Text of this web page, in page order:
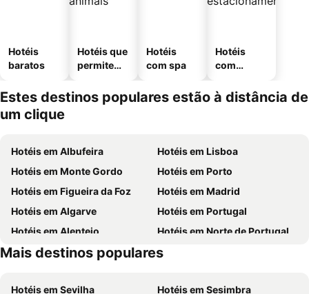
Hotéis
baratos
Hotéis que
permitem
Hotéis
com spa
Hotéis
com
mento
Estes destinos populares estão à distância de
um clique
Hotéis em Albufeira
Hotéis em Lisboa
Hotéis em Monte Gordo
Hotéis em Porto
Hotéis em Figueira da Foz
Hotéis em Madrid
Hotéis em Algarve
Hotéis em Portugal
Hotéis em Alentejo
Hotéis em Norte de Portugal
Hotéis em Espanha
Hotéis em Centro de Portugal
Mais destinos populares
Hotéis em Sevilha
Hotéis em Sesimbra